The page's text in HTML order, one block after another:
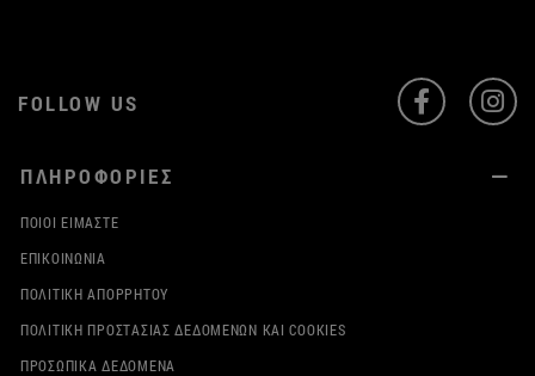
FOLLOW US
ΠΛΗΡΟΦΟΡΙΕΣ
ΠΟΙΟΙ ΕΊΜΑΣΤΕ
ΕΠΙΚΟΙΝΩΝΊΑ
ΠΟΛΙΤΙΚΉ ΑΠΟΡΡΉΤΟΥ
ΠΟΛΙΤΙΚΉ ΠΡΟΣΤΑΣΊΑΣ ΔΕΔΟΜΈΝΩΝ ΚΑΙ COOKIES
ΠΡΟΣΩΠΙΚΆ ΔΕΔΟΜΈΝΑ